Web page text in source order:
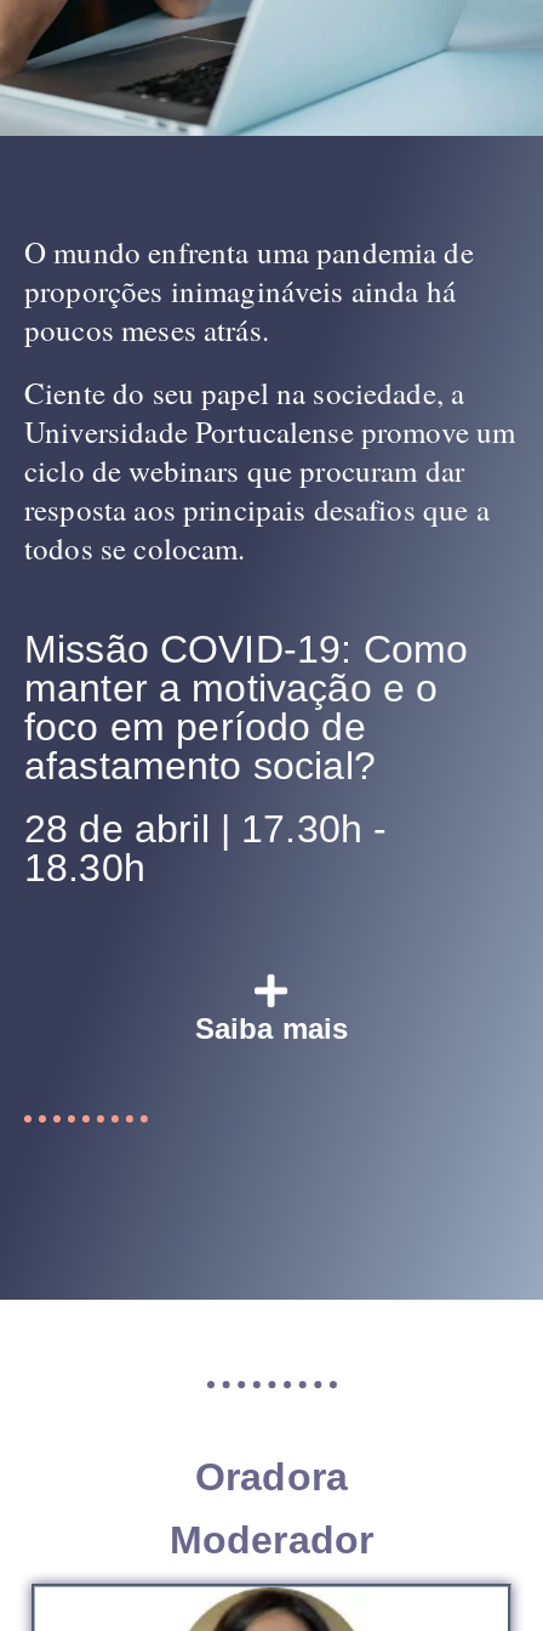
O mundo enfrenta uma pandemia de
proporções inimagináveis ainda há
poucos meses atrás.
Ciente do seu papel na sociedade, a
Universidade Portucalense promove um
ciclo de webinars que procuram dar
resposta aos principais desafios que a
todos se colocam.
Missão COVID-19: Como
manter a motivação e o
foco em período de
afastamento social?
28 de abril | 17.30h -
18.30h
Saiba mais
Oradora
Moderador